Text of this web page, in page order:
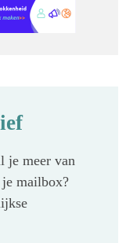
je meer van
mailbox?